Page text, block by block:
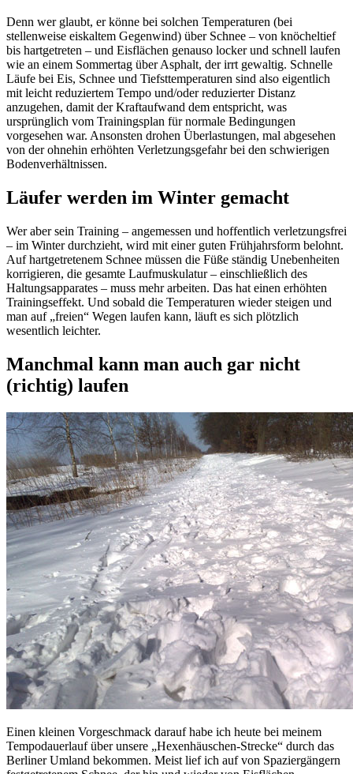
Denn wer glaubt, er könne bei solchen Temperaturen (bei
stellenweise eiskaltem Gegenwind) über Schnee – von knöcheltief
bis hartgetreten – und Eisflächen genauso locker und schnell laufen
wie an einem Sommertag über Asphalt, der irrt gewaltig. Schnelle
Läufe bei Eis, Schnee und Tiefsttemperaturen sind also eigentlich
mit leicht reduziertem Tempo und/oder reduzierter Distanz
anzugehen, damit der Kraftaufwand dem entspricht, was
ursprünglich vom Trainingsplan für normale Bedingungen
vorgesehen war. Ansonsten drohen Überlastungen, mal abgesehen
von der ohnehin erhöhten Verletzungsgefahr bei den schwierigen
Bodenverhältnissen.
Läufer werden im Winter gemacht
Wer aber sein Training – angemessen und hoffentlich verletzungsfrei
– im Winter durchzieht, wird mit einer guten Frühjahrsform belohnt.
Auf hartgetretenem Schnee müssen die Füße ständig Unebenheiten
korrigieren, die gesamte Laufmuskulatur – einschließlich des
Haltungsapparates – muss mehr arbeiten. Das hat einen erhöhten
Trainingseffekt. Und sobald die Temperaturen wieder steigen und
man auf „freien“ Wegen laufen kann, läuft es sich plötzlich
wesentlich leichter.
Manchmal kann man auch gar nicht
(richtig) laufen
Einen kleinen Vorgeschmack darauf habe ich heute bei meinem
Tempodauerlauf über unsere „Hexenhäuschen-Strecke“ durch das
Berliner Umland bekommen. Meist lief ich auf von Spaziergängern